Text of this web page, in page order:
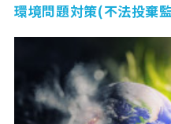
環境問題対策(不法投棄